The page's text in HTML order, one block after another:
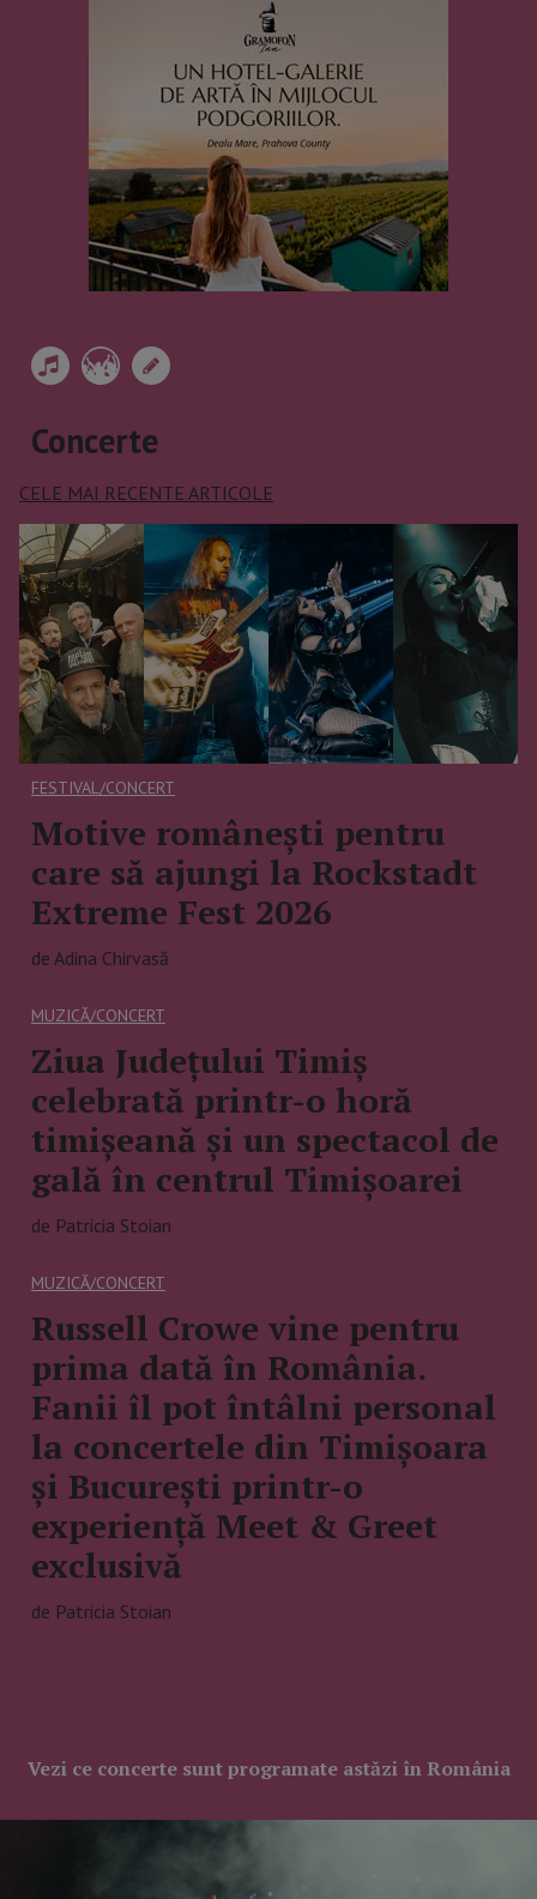
Concerte
CELE MAI RECENTE ARTICOLE
FESTIVAL/CONCERT
Motive românești pentru
care să ajungi la Rockstadt
Extreme Fest 2026
de Adina Chirvasă
MUZICĂ/CONCERT
Ziua Județului Timiș
celebrată printr-o horă
timișeană și un spectacol de
gală în centrul Timișoarei
de Patricia Stoian
MUZICĂ/CONCERT
Russell Crowe vine pentru
prima dată în România.
Fanii îl pot întâlni personal
la concertele din Timișoara
și București printr-o
experiență Meet & Greet
exclusivă
de Patricia Stoian
Vezi ce concerte sunt programate astăzi în România